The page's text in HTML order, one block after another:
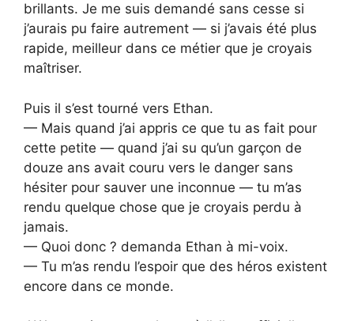
brillants. Je me suis demandé sans cesse si
j’aurais pu faire autrement — si j’avais été plus
rapide, meilleur dans ce métier que je croyais
maîtriser.
Puis il s’est tourné vers Ethan.
— Mais quand j’ai appris ce que tu as fait pour
cette petite — quand j’ai su qu’un garçon de
douze ans avait couru vers le danger sans
hésiter pour sauver une inconnue — tu m’as
rendu quelque chose que je croyais perdu à
jamais.
— Quoi donc ? demanda Ethan à mi-voix.
— Tu m’as rendu l’espoir que des héros existent
encore dans ce monde.